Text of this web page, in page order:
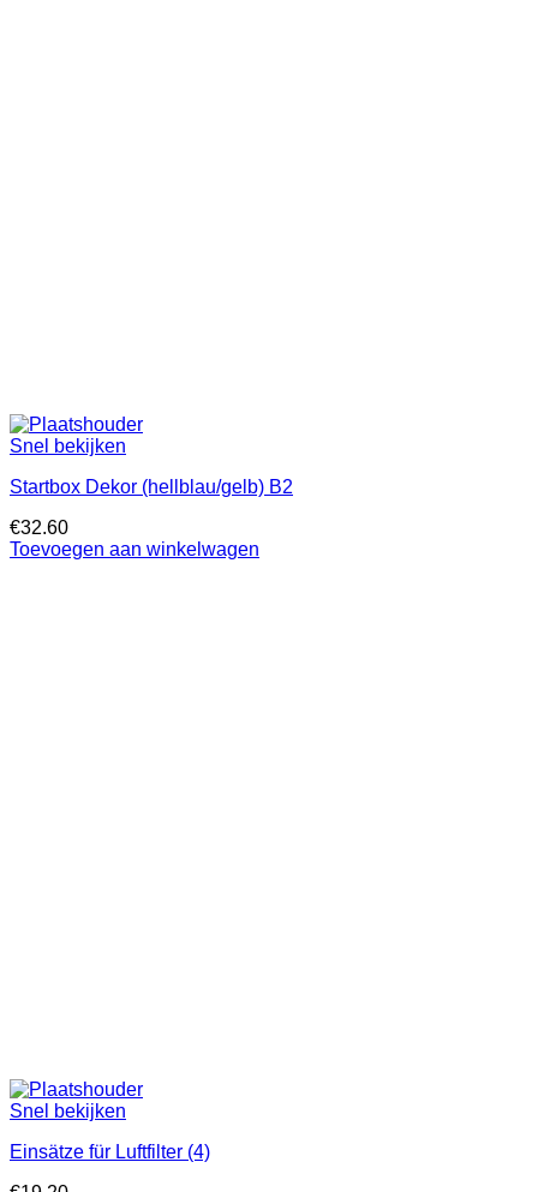
Snel bekijken
Startbox Dekor (hellblau/gelb) B2
€32.60
Toevoegen aan winkelwagen
Snel bekijken
Einsätze für Luftfilter (4)